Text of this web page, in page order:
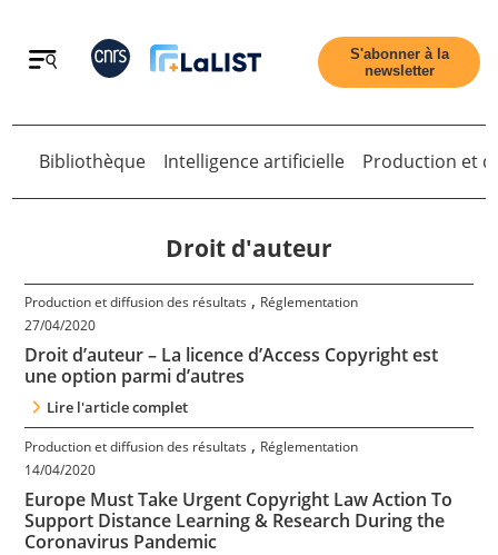
Retour
Accueil
Tous les articles
Qui sommes nous ?
Contact
S'abonner à la
newsletter
Bibliothèque Intelligence artificielle Production et
Droit d'auteur
Production et diffusion des résultats , Réglementation
27/04/2020
Droit d’auteur – La licence d’Access Copyright est
une option parmi d’autres
Lire l'article complet
Production et diffusion des résultats , Réglementation
14/04/2020
Europe Must Take Urgent Copyright Law Action To
Support Distance Learning & Research During the
Coronavirus Pandemic